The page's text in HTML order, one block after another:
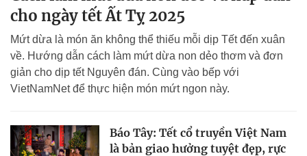
cho ngày tết Ất Tỵ 2025
Mứt dừa là món ăn không thể thiếu mỗi dịp Tết đến xuân
về. Hướng dẫn cách làm mứt dừa non dẻo thơm và đơn
giản cho dịp tết Nguyên đán. Cùng vào bếp với
VietNamNet để thực hiện món mứt ngon này.
Báo Tây: Tết cổ truyền Việt Nam
là bản giao hưởng tuyệt đẹp, rực